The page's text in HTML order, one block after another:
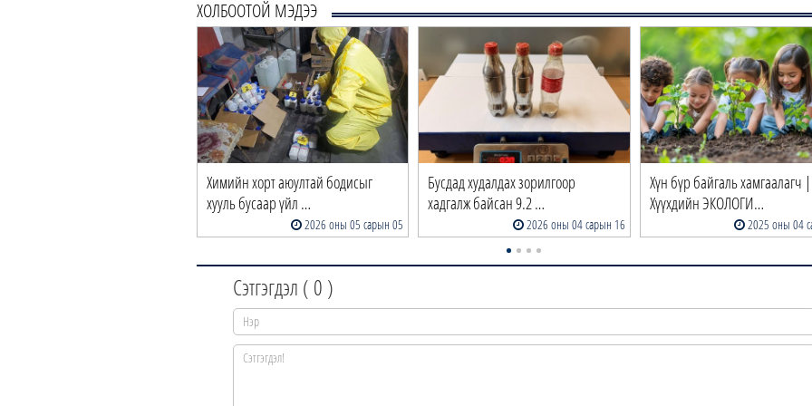
ХОЛБООТОЙ МЭДЭЭ
Химийн хорт аюултай бодисыг
хууль бусаар үйл …
2026 оны 05 сарын 05
Бусдад худалдах зорилгоор
хадгалж байсан 9.2 …
2026 оны 04 сарын 16
Хүн бүр байгаль хамгаалагч |
Хүүхдийн ЭКОЛОГИ…
2025 оны 04
Сэтгэгдэл ( 0 )